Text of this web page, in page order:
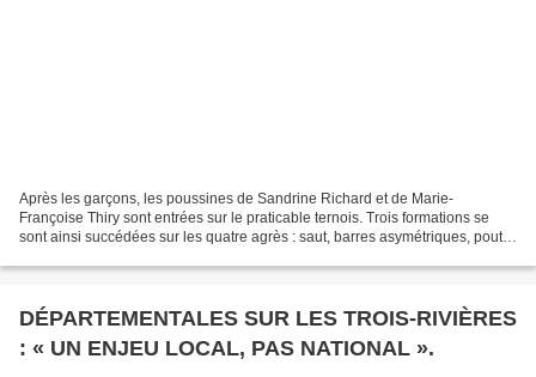
Après les garçons, les poussines de Sandrine Richard et de Marie-
Françoise Thiry sont entrées sur le praticable ternois. Trois formations se
sont ainsi succédées sur les quatre agrès : saut, barres asymétriques, poutre
DÉPARTEMENTALES SUR LES TROIS-RIVIÈRES
: « UN ENJEU LOCAL, PAS NATIONAL ».